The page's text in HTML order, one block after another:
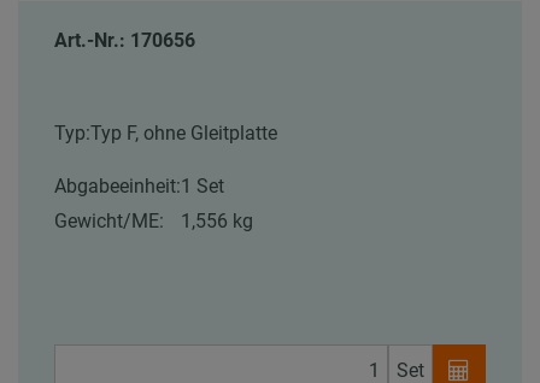
Art.-Nr.: 170656
Typ:Typ F, ohne Gleitplatte
Abgabeeinheit:1 Set
Gewicht/ME:
1,556 kg
Set